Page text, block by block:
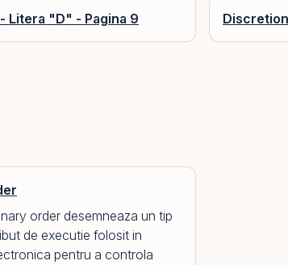
Litera "D" - Pagina 9
order desemneaza un tip
de executie folosit in
pentru a controla